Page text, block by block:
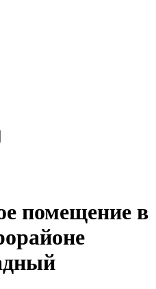
помещение в